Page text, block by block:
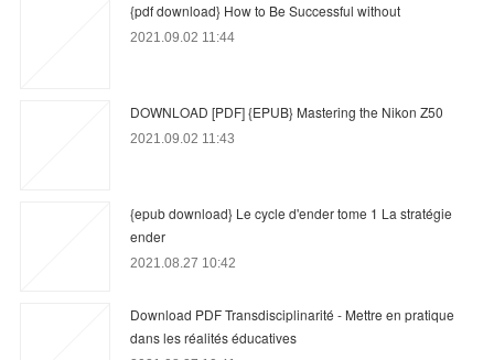
{pdf download} How to Be Successful without
2021.09.02 11:44
DOWNLOAD [PDF] {EPUB} Mastering the Nikon Z50
2021.09.02 11:43
{epub download} Le cycle d'ender tome 1 La stratégie
ender
2021.08.27 10:42
Download PDF Transdisciplinarité - Mettre en pratique
dans les réalités éducatives